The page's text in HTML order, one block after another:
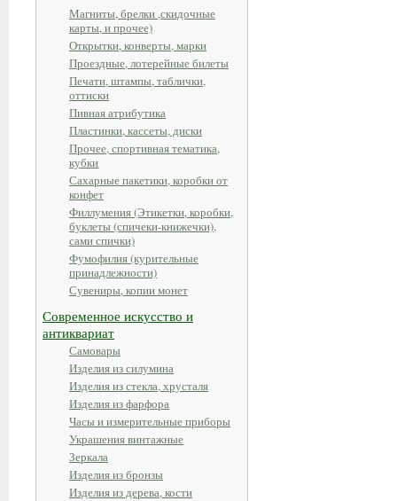
Магниты, брелки ,скидочные
карты, и прочее)
Открытки, конверты, марки
Проездные, лотерейные билеты
Печати, штампы, таблички,
оттиски
Пивная атрибутика
Пластинки, кассеты, диски
Прочее, спортивная тематика,
кубки
Сахарные пакетики, коробки от
конфет
Филлумения (Этикетки, коробки,
буклеты (спичеки-книжечки),
сами спички)
Фумофилия (курительные
принадлежности)
Сувениры, копии монет
Современное искусство и
антиквариат
Самовары
Изделия из силумина
Изделия из стекла, хрусталя
Изделия из фарфора
Часы и измерительные приборы
Украшения винтажные
Зеркала
Изделия из бронзы
Изделия из дерева, кости